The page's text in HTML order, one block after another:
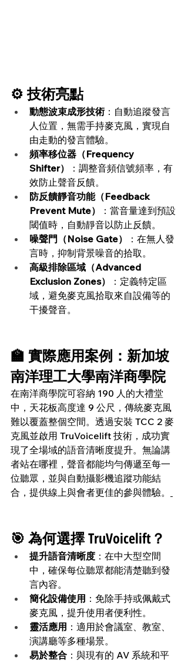
⚙️ 技術亮點
動態波束成形技術：自動追蹤發言
人位置，無需手持麥克風，實現自
由走動的發言體驗。
頻率移位器（Frequency
Shifter）
：調整音頻信號頻率，有
效防止聲音反饋。
防反饋靜音功能（Feedback
Prevent Mute）
：當音量達到預設
閾值時，自動靜音以防止反饋。
噪聲門（Noise Gate）
：在無人發
言時，抑制背景噪音的拾取。
高級排除區域（Advanced
Exclusion Zones）
：定義特定區
域，避免麥克風拾取來自設備等的
干擾聲音。
🏫 實際應用案例：新加坡
南洋理工大學南洋商學院
在南洋商學院可容納 190 人的大禮堂
中，天花板高度達 9 公尺，傳統麥克風
難以覆蓋整個空間。透過安裝 TCC 2 麥
克風並啟用 TruVoicelift 技術，成功實
現了全場域的語音清晰度提升。無論講
者站在哪裡，聲音都能均勻傳遞至每一
位聽眾，並與自動攝影機追蹤功能結
合，提供線上與會者更佳的參與體驗。
🎯 為何選擇 TruVoicelift？
提升語音清晰度 ：在中大型空間
中，確保每位聽眾都能清楚聽到發
言內容。
簡化設備使用 ：免除手持或佩戴式
麥克風，提升使用者便利性。
靈活應用 ：適用於會議室、教室、
演講廳等多種場景。
易於整合 ：與現有的 AV 系統和平